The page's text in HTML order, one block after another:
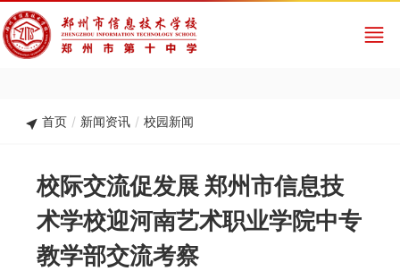
首页 / 新闻资讯 / 校园新闻
校际交流促发展 郑州市信息技
术学校迎河南艺术职业学院中专
教学部交流考察